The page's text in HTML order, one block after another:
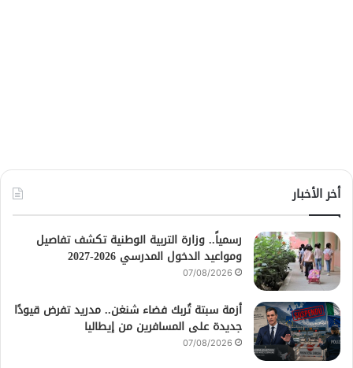
أخر الأخبار
رسمياً.. وزارة التربية الوطنية تكشف تفاصيل
ومواعيد الدخول المدرسي 2026-2027
07/08/2026
أزمة سبتة تُربك فضاء شنغن.. مدريد تفرض قيودًا
جديدة على المسافرين من إيطاليا
07/08/2026